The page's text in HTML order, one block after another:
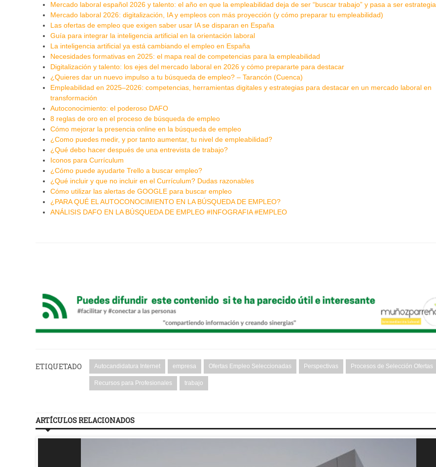
Mercado laboral español 2026 y talento: el año en que la empleabilidad deja de ser “buscar trabajo” y pasa a ser estrategia
Mercado laboral 2026: digitalización, IA y empleos con más proyección (y cómo preparar tu empleabilidad)
Las ofertas de empleo que exigen saber usar IA se disparan en España
Guía para integrar la inteligencia artificial en la orientación laboral
La inteligencia artificial ya está cambiando el empleo en España
Necesidades formativas en 2025: el mapa real de competencias para la empleabilidad
Digitalización y talento: los ejes del mercado laboral en 2026 y cómo prepararte para destacar
¿Quieres dar un nuevo impulso a tu búsqueda de empleo? – Tarancón (Cuenca)
Empleabilidad en 2025–2026: competencias, herramientas digitales y estrategias para destacar en un mercado laboral en
transformación
Autoconocimiento: el poderoso DAFO
8 reglas de oro en el proceso de búsqueda de empleo
Cómo mejorar la presencia online en la búsqueda de empleo
¿Como puedes medir, y por tanto aumentar, tu nivel de empleabilidad?
¿Qué debo hacer después de una entrevista de trabajo?
Iconos para Currículum
¿Cómo puede ayudarte Trello a buscar empleo?
¿Qué incluir y que no incluir en el Currículum? Dudas razonables
Cómo utilizar las alertas de GOOGLE para buscar empleo
¿PARA QUÉ EL AUTOCONOCIMIENTO EN LA BÚSQUEDA DE EMPLEO?
ANÁLISIS DAFO EN LA BÚSQUEDA DE EMPLEO #INFOGRAFIA #EMPLEO
ETIQUETADO Autocandidatura Internet empresa Ofertas Empleo Seleccionadas Perspectivas Procesos de Selección Ofertas
Recursos para Profesionales trabajo
ARTÍCULOS RELACIONADOS